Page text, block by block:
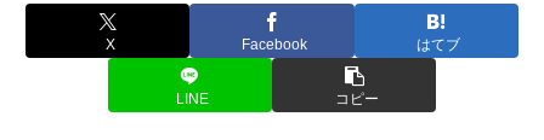
X Facebook はてブ
LINE コピー